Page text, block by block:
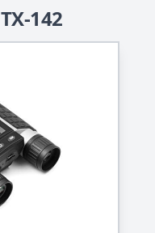
142